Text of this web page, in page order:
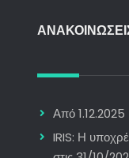
Από
IRIS: Η